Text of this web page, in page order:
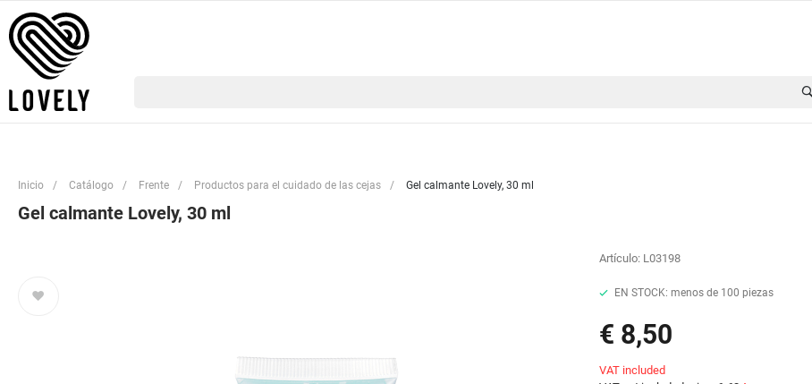
Inicio / Catálogo / Frente / Productos para el cuidado de las cejas / Gel calmante Lovely, 30 ml
Gel calmante Lovely, 30 ml
Artículo: L03198
EN STOCK: menos de 100 piezas
€ 8,50
VAT included